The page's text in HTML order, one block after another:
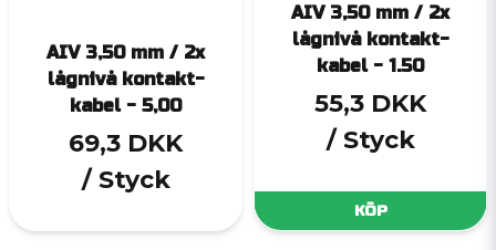
AIV 3,50 mm / 2x
lågnivå kontakt-
kabel - 5,00
69,3 DKK
/ Styck
AIV 3,50 mm / 2x
lågnivå kontakt-
kabel - 1.50
55,3 DKK
/ Styck
KÖP